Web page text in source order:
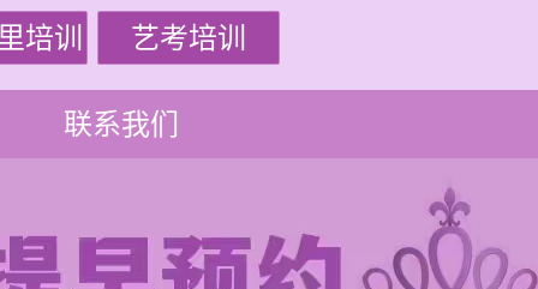
培训 艺考培训
联系我们